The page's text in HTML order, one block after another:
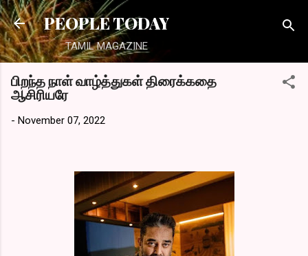
Skip to main content
PEOPLE TODAY
TAMIL MAGAZINE
பிறந்த நாள் வாழ்த்துகள் திரைக்கதை
ஆசிரியரே
- November 07, 2022